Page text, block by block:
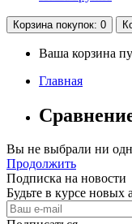
Корзина покупок: 0
Ваша корзина
Главная
Вы не выбрали ни
Продолжить
Подписка на новости
Будьте в курсе